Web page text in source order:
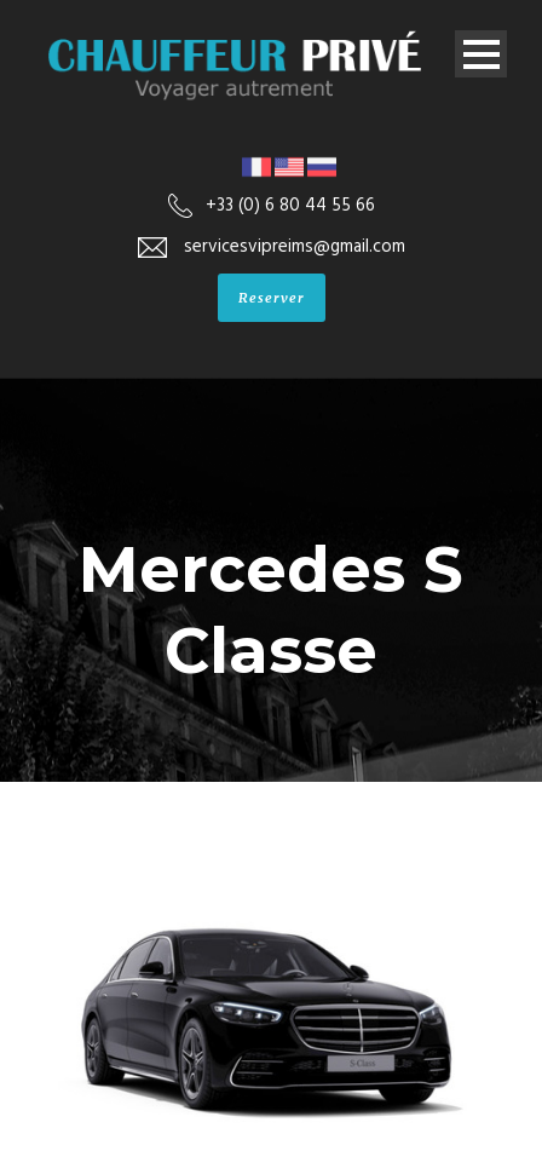
+33 (0) 6 80 44 55 66
servicesvipreims@gmail.com
Reserver
Mercedes S
Classe